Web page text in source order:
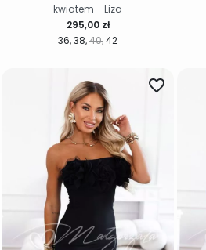
36 38 40 42
Cena
295,00 zł
kwiatem - Liza
favorite_border